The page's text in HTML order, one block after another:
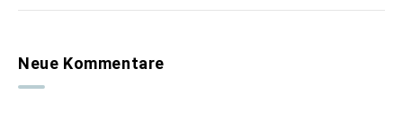
Neue Kommentare